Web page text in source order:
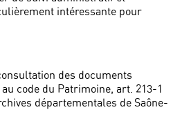
intéressante pour
des documents
code du Patrimoine, art. 213-1
départementales de Saône-